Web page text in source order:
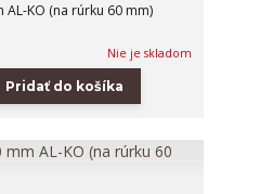
AL-KO (na rúrku 60 mm)
Nie je skladom
Pridať do košíka